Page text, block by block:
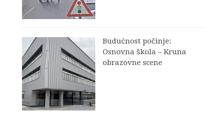
Budućnost počinje:
Osnovna škola – Kruna
obrazovne scene